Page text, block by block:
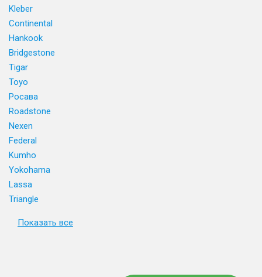
Kleber
Continental
Hankook
Bridgestone
Tigar
Toyo
Росава
Roadstone
Nexen
Federal
Kumho
Yokohama
Lassa
Triangle
Показать все